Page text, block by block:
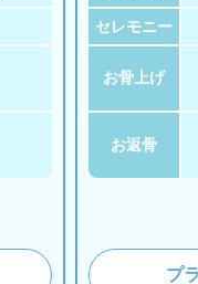
セレモニー
お骨上げ
お返骨
プ